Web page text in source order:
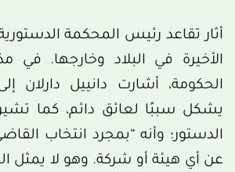
أثار تقاعد رئيس المحكمة
الأخيرة في البلاد وخارجها. في
الحكومة، أشارت دانييل دارلان
الدستور؛ وأنه “بمجرد انتخاب
عن أي هيئة أو شركة. وهو لا يمثل